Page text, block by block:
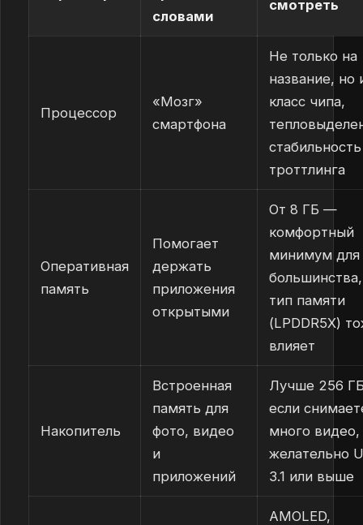
словами
смотреть
Процессор
«Мозг»
смартфона
Не только на
название, но
класс чипа,
стабильность
троттлинга
Оперативная
память
Помогает
держать
приложения
открытыми
От 8 ГБ —
комфортный
минимум для
большинства,
тип памяти
(LPDDR5X)
влияет
Накопитель
Встроенная
память для
фото, видео
и
приложений
Лучше 256
если
много видео,
желательно
3.1 или выше
AMOLED,